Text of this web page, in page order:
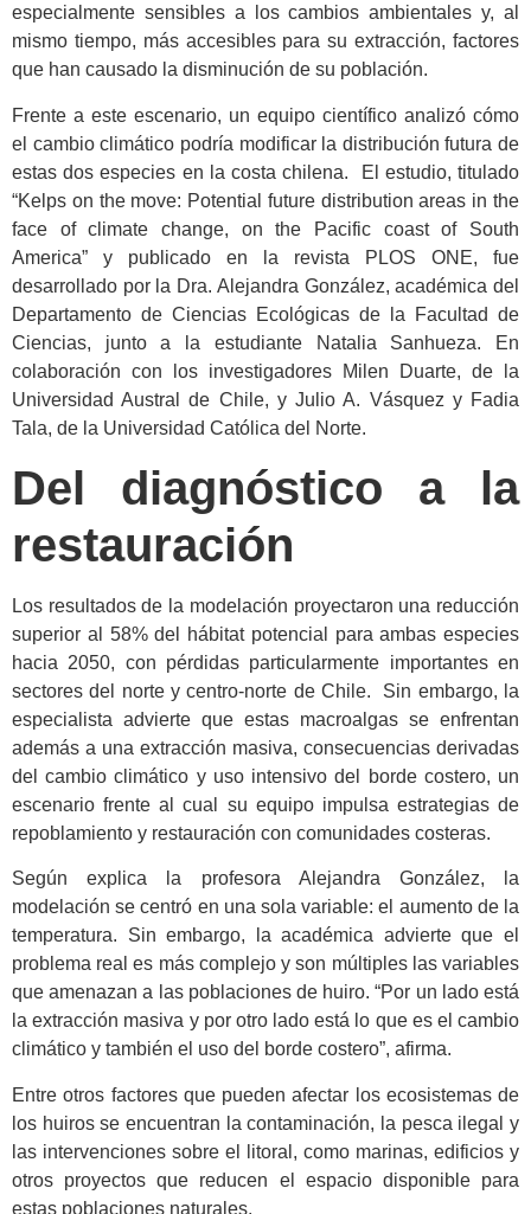
especialmente sensibles a los cambios ambientales y, al
mismo tiempo, más accesibles para su extracción, factores
que han causado la disminución de su población.
Frente a este escenario, un equipo científico analizó cómo
el cambio climático podría modificar la distribución futura de
estas dos especies en la costa chilena. El estudio, titulado
“Kelps on the move: Potential future distribution areas in the
face of climate change, on the Pacific coast of South
America” y publicado en la revista PLOS ONE, fue
desarrollado por la Dra. Alejandra González, académica del
Departamento de Ciencias Ecológicas de la Facultad de
Ciencias, junto a la estudiante Natalia Sanhueza. En
colaboración con los investigadores Milen Duarte, de la
Universidad Austral de Chile, y Julio A. Vásquez y Fadia
Tala, de la Universidad Católica del Norte.
Del diagnóstico a la
restauración
Los resultados de la modelación proyectaron una reducción
superior al 58% del hábitat potencial para ambas especies
hacia 2050, con pérdidas particularmente importantes en
sectores del norte y centro-norte de Chile. Sin embargo, la
especialista advierte que estas macroalgas se enfrentan
además a una extracción masiva, consecuencias derivadas
del cambio climático y uso intensivo del borde costero, un
escenario frente al cual su equipo impulsa estrategias de
repoblamiento y restauración con comunidades costeras.
Según explica la profesora Alejandra González, la
modelación se centró en una sola variable: el aumento de la
temperatura. Sin embargo, la académica advierte que el
problema real es más complejo y son múltiples las variables
que amenazan a las poblaciones de huiro. “Por un lado está
la extracción masiva y por otro lado está lo que es el cambio
climático y también el uso del borde costero”, afirma.
Entre otros factores que pueden afectar los ecosistemas de
los huiros se encuentran la contaminación, la pesca ilegal y
las intervenciones sobre el litoral, como marinas, edificios y
otros proyectos que reducen el espacio disponible para
estas poblaciones naturales.